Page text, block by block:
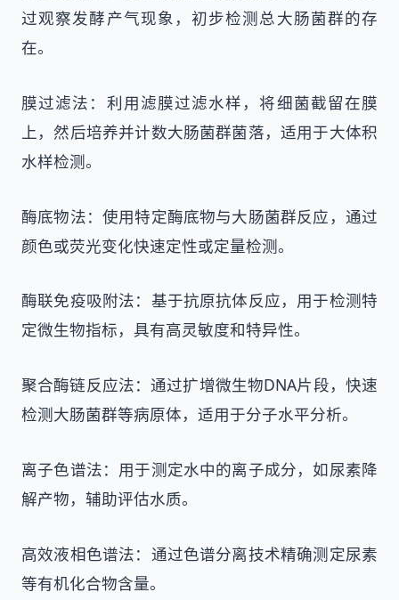
过观察发酵产气现象，初步检测总大肠菌群的存
在。
膜过滤法：利用滤膜过滤水样，将细菌截留在膜
上，然后培养并计数大肠菌群菌落，适用于大体积
水样检测。
酶底物法：使用特定酶底物与大肠菌群反应，通过
颜色或荧光变化快速定性或定量检测。
酶联免疫吸附法：基于抗原抗体反应，用于检测特
定微生物指标，具有高灵敏度和特异性。
聚合酶链反应法：通过扩增微生物DNA片段，快速
检测大肠菌群等病原体，适用于分子水平分析。
离子色谱法：用于测定水中的离子成分，如尿素降
解产物，辅助评估水质。
高效液相色谱法：通过色谱分离技术精确测定尿素
等有机化合物含量。